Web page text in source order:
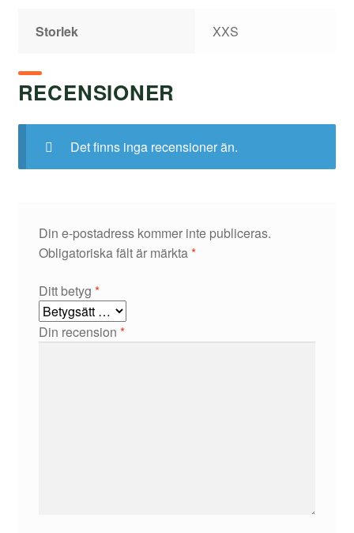
Storlek XXS
RECENSIONER
Det finns inga recensioner än.
Din e-postadress kommer inte publiceras.
Obligatoriska fält är märkta*
Ditt betyg *
Din recension *